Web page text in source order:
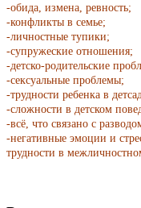
-обида, измена, ревность;
-конфликты в семье;
-личностные тупики;
-супружеские отношения;
-детско-родительские
-сексуальные проблемы;
-трудности ребенка в
-сложности в детском
-всё, что связано с
-негативные эмоции и
трудности в